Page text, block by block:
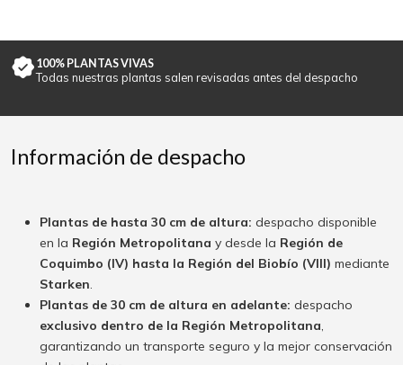
100% PLANTAS VIVAS
Todas nuestras plantas salen revisadas antes del despacho
Información de despacho
Plantas de hasta 30 cm de altura: despacho disponible
en la Región Metropolitana y desde la Región de
Coquimbo (IV) hasta la Región del Biobío (VIII) mediante
Starken
Plantas de 30 cm de altura en adelante: despacho
exclusivo dentro de la Región Metropolitana
garantizando un transporte seguro y la mejor conservación